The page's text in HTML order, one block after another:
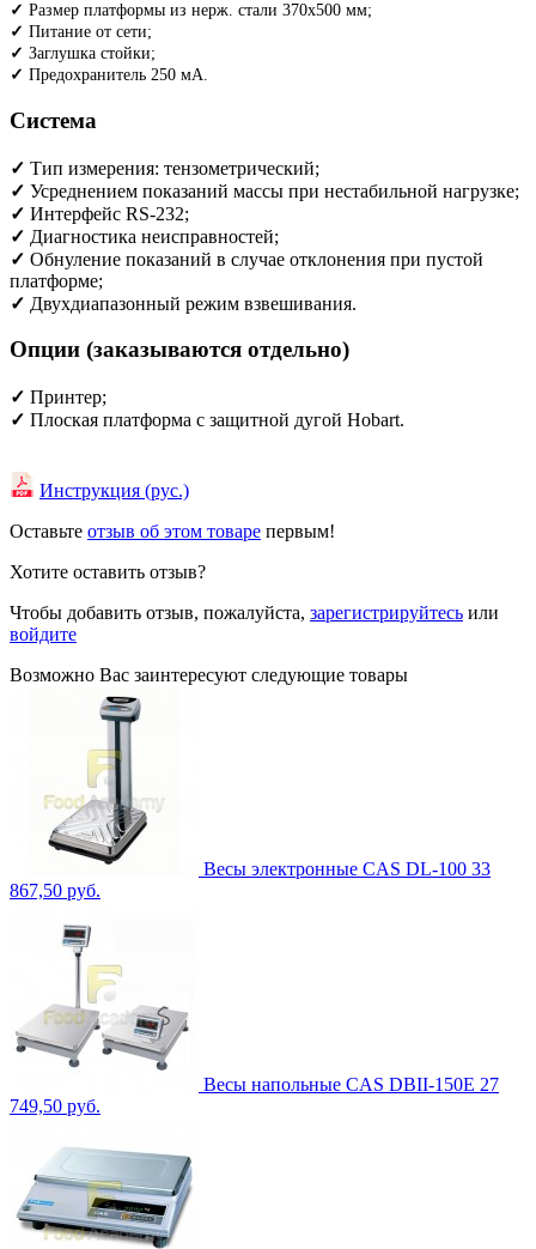
✓ Размер платформы из нерж. стали 370х500 мм;
✓ Питание от сети;
✓ Заглушка стойки;
✓ Предохранитель 250 мА.
Система
✓ Тип измерения: тензометрический;
✓ Усреднением показаний массы при нестабильной нагрузке;
✓ Интерфейс RS-232;
✓ Диагностика неисправностей;
✓ Обнуление показаний в случае отклонения при пустой
платформе;
✓ Двухдиапазонный режим взвешивания.
Опции (заказываются отдельно)
✓ Принтер;
✓ Плоская платформа с защитной дугой Hobart.
Инструкция (рус.)
Оставьте отзыв об этом товаре первым!
Хотите оставить отзыв?
Чтобы добавить отзыв, пожалуйста, зарегистрируйтесь или
войдите
Возможно Вас заинтересуют следующие товары
Весы электронные CAS DL-100 33
867,50 руб.
Весы напольные CAS DBII-150E 27
749,50 руб.